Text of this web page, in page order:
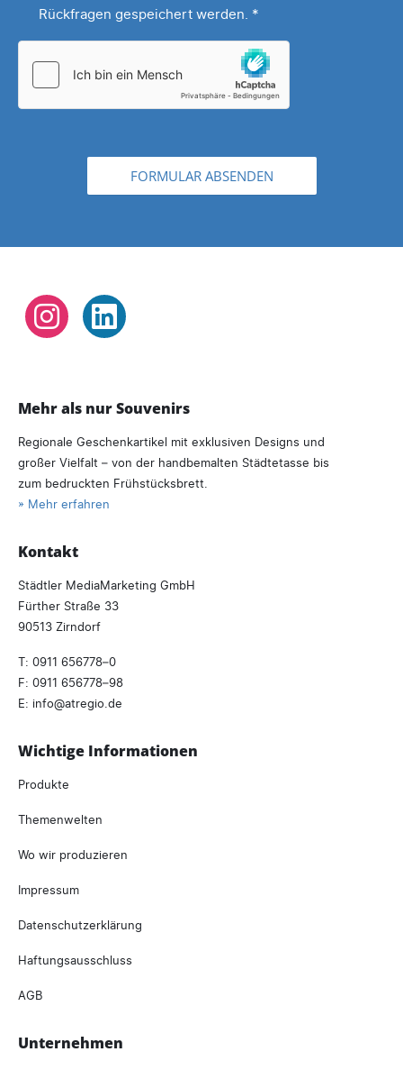
Rückfragen gespeichert werden. *
FORMULAR ABSENDEN
Instagram LinkedIn
Mehr als nur Souvenirs
Regionale Geschenkartikel mit exklusiven Designs und
großer Vielfalt – von der handbemalten Städtetasse bis
zum bedruckten Frühstücksbrett.
» Mehr erfahren
Kontakt
Städtler MediaMarketing GmbH
Fürther Straße 33
90513 Zirndorf
T: 0911 656778–0
F: 0911 656778–98
E: info atregio.de
Wichtige Informationen
Produkte
Themenwelten
Wo wir produzieren
Impressum
Datenschutzerklärung
Haftungsausschluss
AGB
Unternehmen